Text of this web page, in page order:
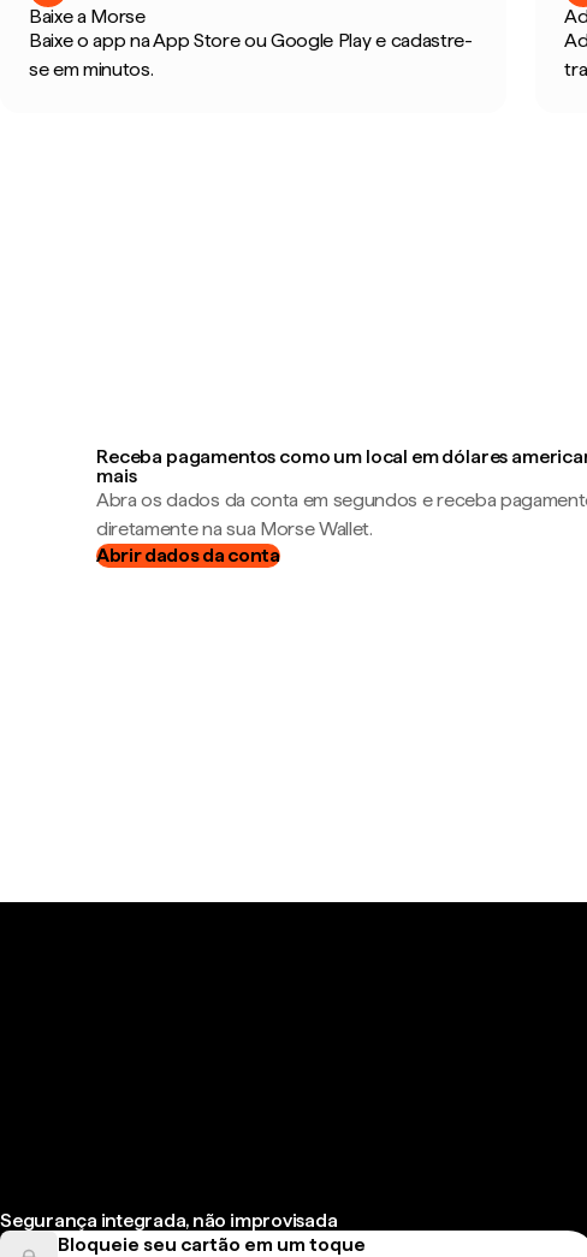
Baixe a Morse
Baixe o app na App Store ou Google Play e cadastre-
se em minutos.
Receba pagamentos como um local em dólares
mais
Abra os dados da conta em segundos e receba
diretamente na sua Morse Wallet.
Abrir dados da conta
Segurança integrada, não improvisada
Bloqueie seu cartão em um toque